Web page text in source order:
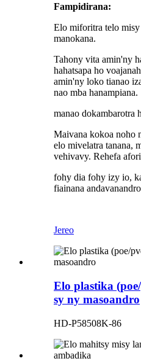
Fampidirana:
Elo miforitra telo
manokana.
Tahony vita amin'ny
hahatsapa ho
amin'ny loko tianao
nao mba hanampiana.
manao dokambarotra
Maivana kokoa noho
elo mivelatra tanana,
vehivavy. Rehefa
fohy dia fohy izy io,
fiainana
Jereo
Elo plastika
sy ny masoandro
HD-P58508K-86